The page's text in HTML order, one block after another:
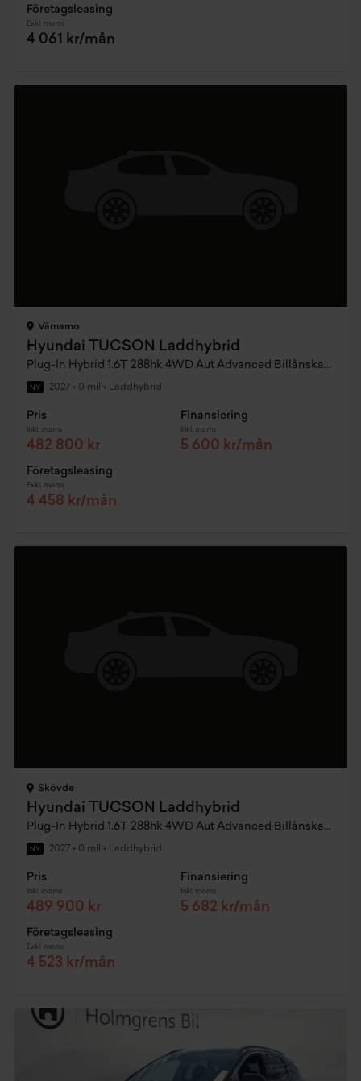
Företagsleasing
Exkl. moms
4 061 kr/mån
Värnamo
Hyundai TUCSON Laddhybrid
Plug-In Hybrid 1.6T 288hk 4WD Aut Advanced Billånskampanj
NY 2027 • 0 mil • Laddhybrid
Pris
Inkl. moms
482 800 kr
Finansiering
Inkl. moms
5 600 kr/mån
Företagsleasing
Exkl. moms
4 458 kr/mån
Skövde
Hyundai TUCSON Laddhybrid
Plug-In Hybrid 1.6T 288hk 4WD Aut Advanced Billånskampanj
NY 2027 • 0 mil • Laddhybrid
Pris
Inkl. moms
489 900 kr
Finansiering
Inkl. moms
5 682 kr/mån
Företagsleasing
Exkl. moms
4 523 kr/mån